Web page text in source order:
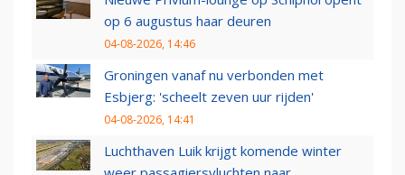
op 6 augustus haar deuren
04-08-2026, 14:46
Groningen vanaf nu verbonden met
Esbjerg: 'scheelt zeven uur rijden'
04-08-2026, 14:41
Luchthaven Luik krijgt komende winter